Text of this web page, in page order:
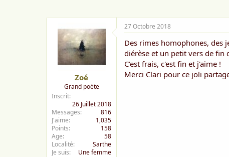
Zoé
Grand poète
Inscrit
26 Juillet 2018
Messages
816
J'aime
1,035
Points
158
Age
58
Localité
Sarthe
Je suis
Une femme
27 Octobre 2018
Des rimes homophones, des
diérèse et un petit vers de
C'est frais, c'est fin et j'aime !
Merci Clari pour ce joli